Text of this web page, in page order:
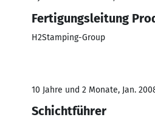
Fertigungsleitung
H2Stamping-Group
10 Jahre und 2 Monate, Jan.
Schichtführer